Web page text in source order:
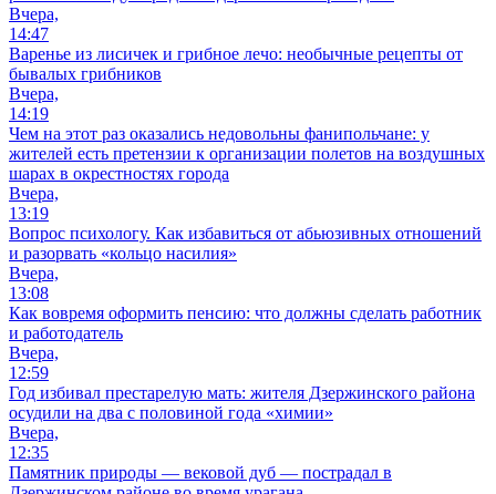
Вчера,
14:47
Варенье из лисичек и грибное лечо: необычные рецепты от
бывалых грибников
Вчера,
14:19
Чем на этот раз оказались недовольны фанипольчане: у
жителей есть претензии к организации полетов на воздушных
шарах в окрестностях города
Вчера,
13:19
Вопрос психологу. Как избавиться от абьюзивных отношений
и разорвать «кольцо насилия»
Вчера,
13:08
Как вовремя оформить пенсию: что должны сделать работник
и работодатель
Вчера,
12:59
Год избивал престарелую мать: жителя Дзержинского района
осудили на два с половиной года «химии»
Вчера,
12:35
Памятник природы — вековой дуб — пострадал в